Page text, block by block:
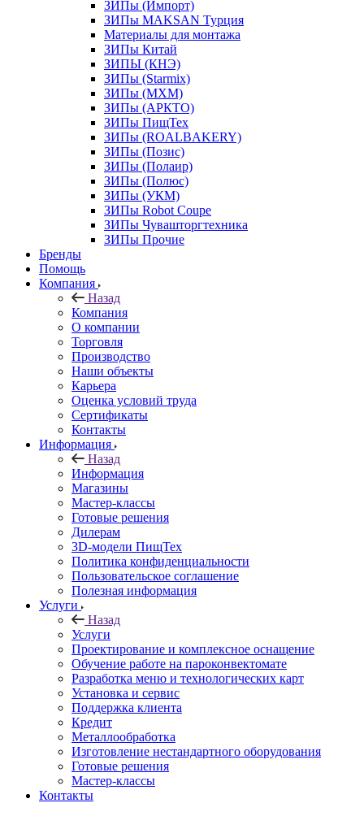
ЗИПы (Импорт)
ЗИПы MAKSAN Турция
Материалы для монтажа
ЗИПы Китай
ЗИПЫ (КНЭ)
ЗИПы (Starmix)
ЗИПы (МХМ)
ЗИПы (АРКТО)
ЗИПы ПищТех
ЗИПы (ROALBAKERY)
ЗИПы (Позис)
ЗИПы (Полаир)
ЗИПы (Полюс)
ЗИПы (УКМ)
ЗИПы Robot Coupe
ЗИПы Чувашторгтехника
ЗИПы Прочие
Бренды
Помощь
Компания
Назад
Компания
О компании
Торговля
Производство
Наши объекты
Карьера
Оценка условий труда
Сертификаты
Контакты
Информация
Назад
Информация
Магазины
Мастер-классы
Готовые решения
Дилерам
3D-модели ПищТех
Политика конфиденциальности
Пользовательское соглашение
Полезная информация
Услуги
Назад
Услуги
Проектирование и комплексное оснащение
Обучение работе на пароконвектомате
Разработка меню и технологических карт
Установка и сервис
Поддержка клиента
Кредит
Металлообработка
Изготовление нестандартного оборудования
Готовые решения
Мастер-классы
Контакты